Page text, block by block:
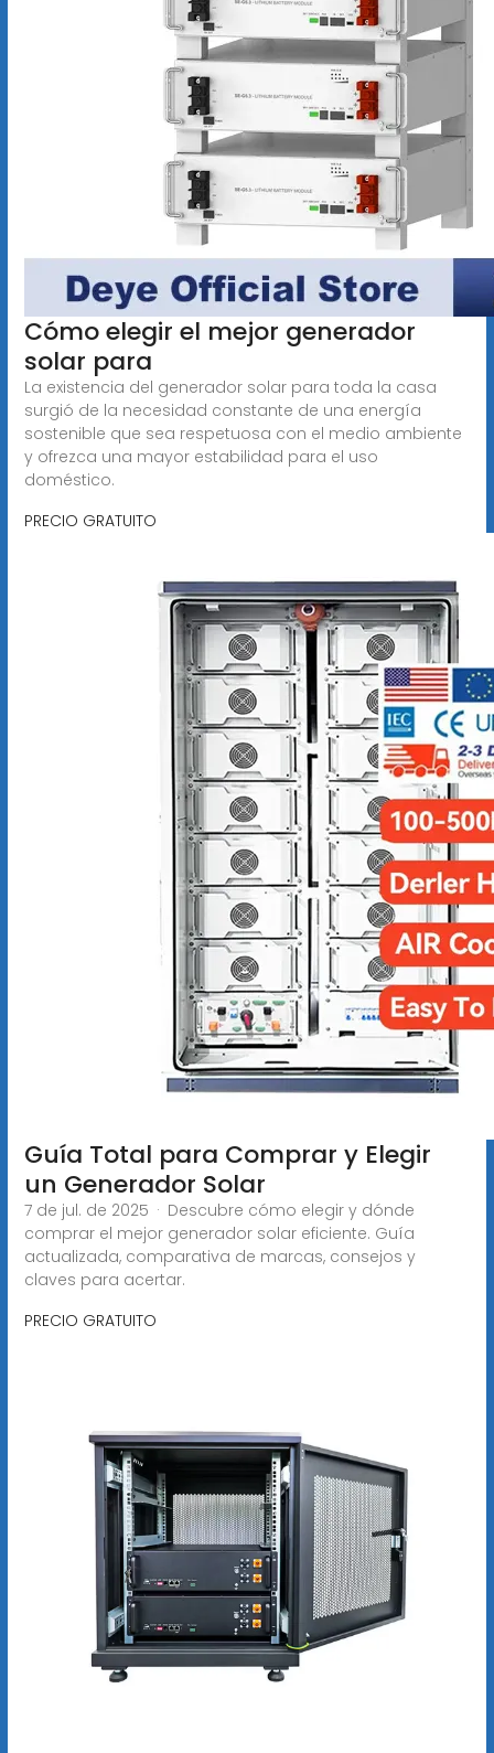
Cómo elegir el mejor generador
solar para
La existencia del generador solar para toda la casa
surgió de la necesidad constante de una energía
sostenible que sea respetuosa con el medio ambiente
y ofrezca una mayor estabilidad para el uso
doméstico.
PRECIO GRATUITO
Guía Total para Comprar y Elegir
un Generador Solar
7 de jul. de 2025 · Descubre cómo elegir y dónde
comprar el mejor generador solar eficiente. Guía
actualizada, comparativa de marcas, consejos y
claves para acertar.
PRECIO GRATUITO